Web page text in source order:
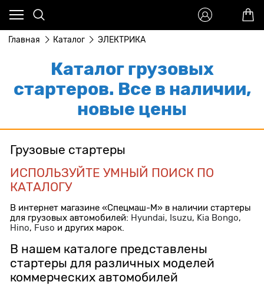
Главная Каталог ЭЛЕКТРИКА
Каталог грузовых
стартеров. Все в наличии,
новые цены
Грузовые стартеры
ИСПОЛЬЗУЙТЕ УМНЫЙ ПОИСК ПО
КАТАЛОГУ
В интернет магазине «Спецмаш-М» в наличии стартеры
для грузовых автомобилей: Hyundai, Isuzu, Kia Bongo,
Hino, Fuso и других марок.
В нашем каталоге представлены
стартеры для различных моделей
коммерческих автомобилей